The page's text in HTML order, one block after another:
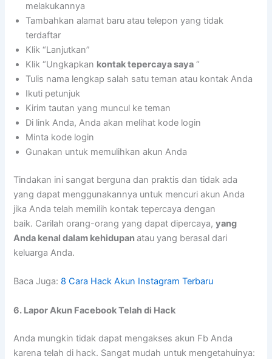
melakukannya
Tambahkan alamat baru atau telepon yang tidak
terdaftar
Klik “Lanjutkan”
Klik “Ungkapkan kontak tepercaya saya “
Tulis nama lengkap salah satu teman atau kontak Anda
Ikuti petunjuk
Kirim tautan yang muncul ke teman
Di link Anda, Anda akan melihat kode login
Minta kode login
Gunakan untuk memulihkan akun Anda
Tindakan ini sangat berguna dan praktis dan tidak ada
yang dapat menggunakannya untuk mencuri akun Anda
jika Anda telah memilih kontak tepercaya dengan
baik. Carilah orang-orang yang dapat dipercaya,yang
Anda kenal dalam kehidupanatau yang berasal dari
keluarga Anda.
Baca Juga: 8 Cara Hack Akun Instagram Terbaru
6. Lapor Akun Facebook Telah di Hack
Anda mungkin tidak dapat mengakses akun Fb Anda
karena telah di hack. Sangat mudah untuk mengetahuinya: